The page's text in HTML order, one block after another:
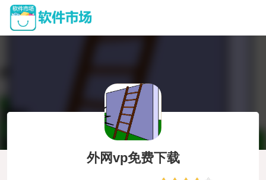
外网vp免费下载